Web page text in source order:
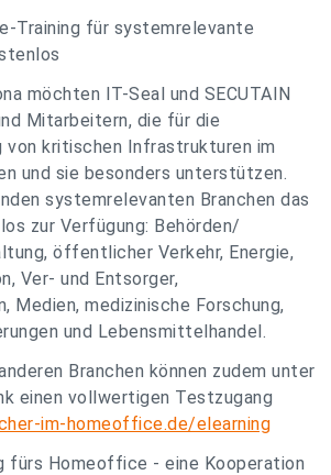
Training für systemrelevante
möchten IT-Seal und SECUTAIN
Mitarbeitern, die für die
kritischen Infrastrukturen im
und sie besonders unterstützen.
systemrelevanten Branchen das
zur Verfügung: Behörden/
öffentlicher Verkehr, Energie,
Ver- und Entsorger,
Medien, medizinische Forschung,
und Lebensmittelhandel.
Branchen können zudem unter
einen vollwertigen Testzugang
im-homeoffice.de/elearning
fürs Homeoffice - eine Kooperation